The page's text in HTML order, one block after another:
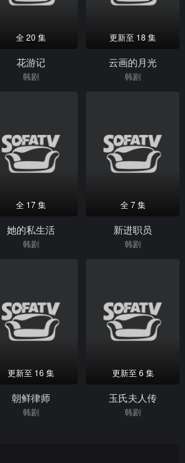
全 20 集
花游记
韩剧
更新至 18 集
云画的月光
韩剧
全 17 集
她的私生活
韩剧
全 7 集
新进职员
韩剧
更新至 16 集
朝鲜律师
韩剧
更新至 6 集
玉氏夫人传
韩剧